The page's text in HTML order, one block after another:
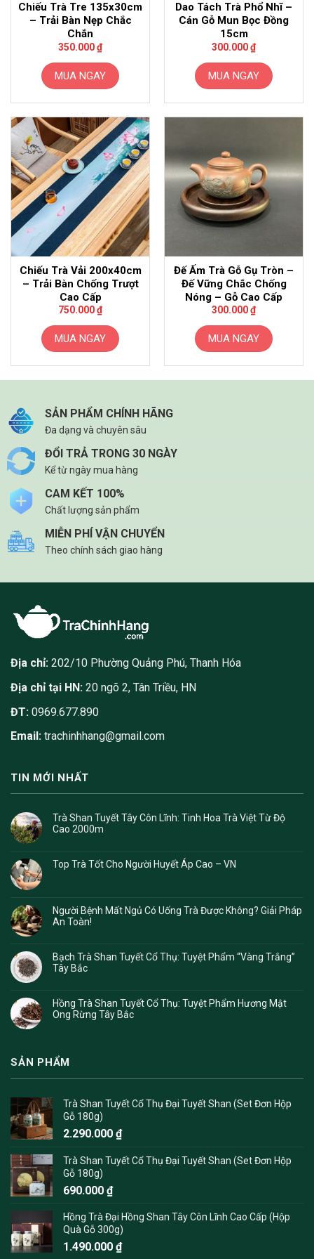
Chiếu Trà Tre 135x30cm
– Trải Bàn Nẹp Chắc
Chắn
350.000₫
MUA NGAY
Dao Tách Trà Phổ Nhĩ –
Cán Gỗ Mun Bọc Đồng
15cm
300.000₫
MUA NGAY
Chiếu Trà Vải 200x40cm
– Trải Bàn Chống Trượt
Cao Cấp
750.000₫
MUA NGAY
Đế Ấm Trà Gỗ Gụ Tròn –
Đế Vững Chắc Chống
Nóng – Gỗ Cao Cấp
300.000₫
MUA NGAY
SẢN PHẨM CHÍNH HÃNG
Đa dạng và chuyên sâu
ĐỔI TRẢ TRONG 30 NGÀY
Kể từ ngày mua hàng
CAM KẾT 100%
Chất lượng sản phẩm
MIỄN PHÍ VẬN CHUYỂN
Theo chính sách giao hàng
Địa chỉ: 202/10 Phường Quảng Phú, Thanh Hóa
Địa chỉ tại HN: 20 ngõ 2, Tân Triều, HN
ĐT: 0969.677.890
Email: trachinhhang@gmail.com
TIN MỚI NHẤT
Trà Shan Tuyết Tây Côn Lĩnh: Tinh Hoa Trà Việt Từ Độ
Cao 2000m
Top Trà Tốt Cho Người Huyết Áp Cao – VN
Người Bệnh Mất Ngủ Có Uống Trà Được Không? Giải Pháp
An Toàn!
Bạch Trà Shan Tuyết Cổ Thụ: Tuyệt Phẩm “Vàng Trắng”
Tây Bắc
Hồng Trà Shan Tuyết Cổ Thụ: Tuyệt Phẩm Hương Mật
Ong Rừng Tây Bắc
SẢN PHẨM
Trà Shan Tuyết Cổ Thụ Đại Tuyết Shan (Set Đơn Hộp
Gỗ 180g)
2.290.000 ₫
Trà Shan Tuyết Cổ Thụ Đại Tuyết Shan (Set Đơn Hộp
Gỗ 180g)
690.000 ₫
Hồng Trà Đại Hồng Shan Tây Côn Lĩnh Cao Cấp (Hộp
Quà Gỗ 300g)
1.490.000 ₫